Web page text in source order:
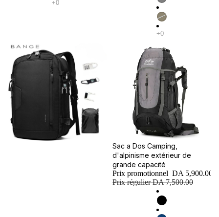
Promotion
Sac a Dos Camping,
d'alpinisme extérieur de
grande capacité
Prix promotionnel DA 5,900.00
Prix régulierDA 7,500.00